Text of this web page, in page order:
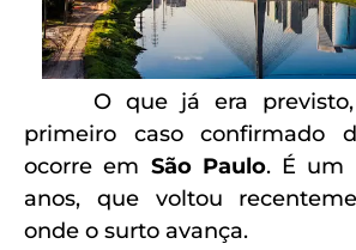
O que já era previsto,
primeiro caso confirmado
ocorre em São Paulo. É um
anos, que voltou
onde o surto avança.